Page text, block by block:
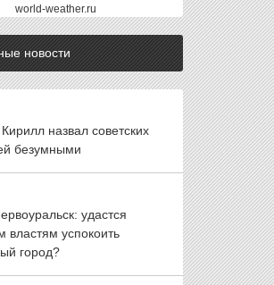
world-weather.ru
новости
назвал советских
безумными
удастся
властям успокоить
город?